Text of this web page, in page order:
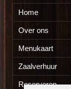
Home
Over ons
Menukaart
Zaalverhuur
Reserveren